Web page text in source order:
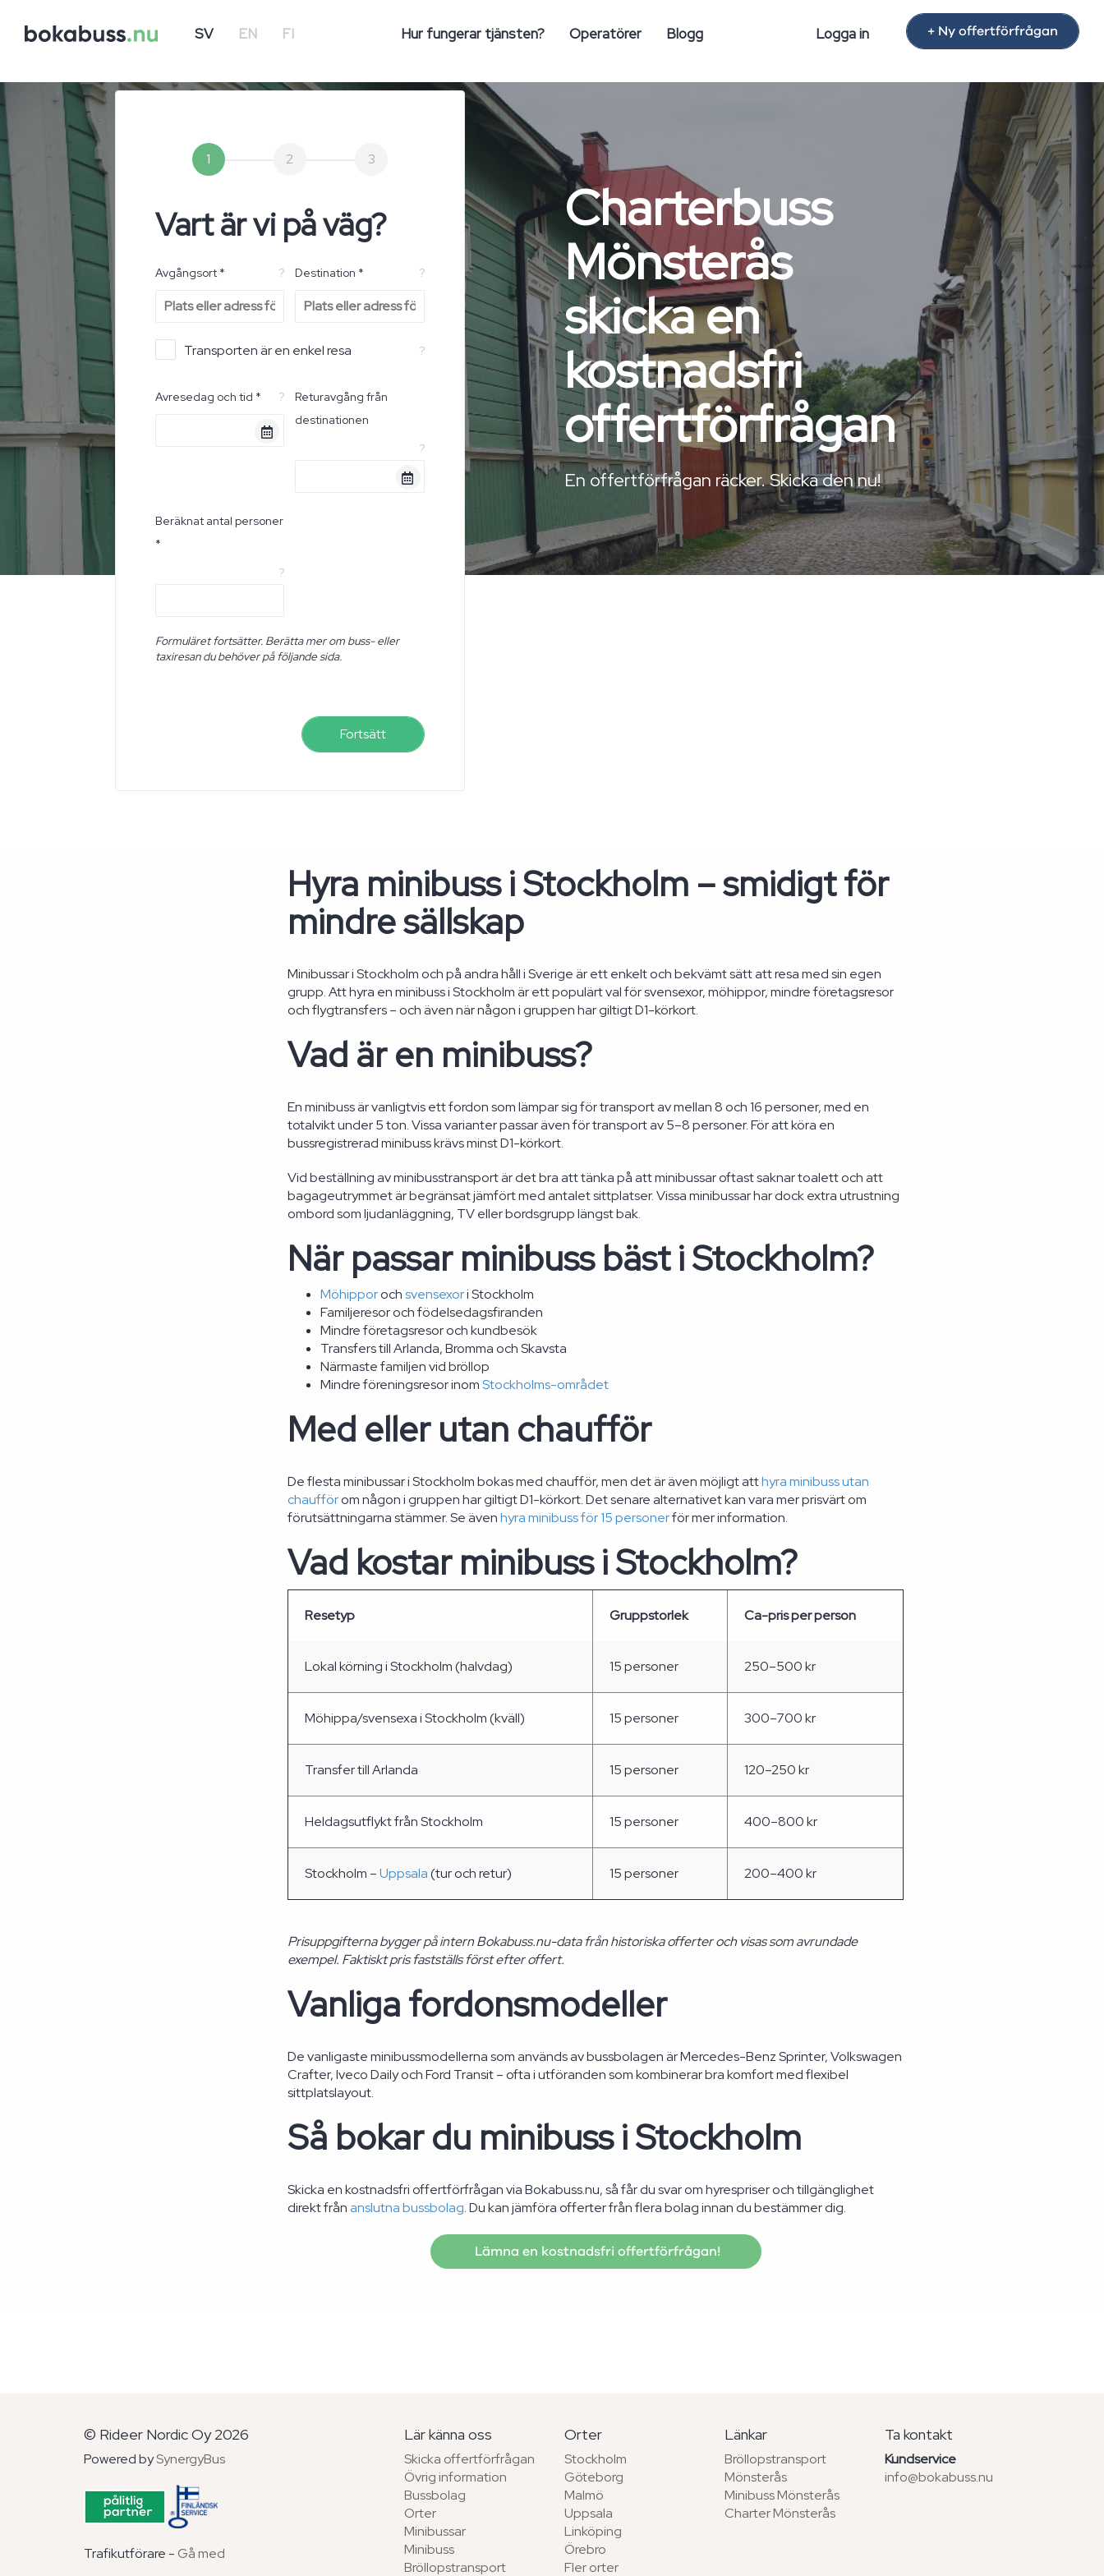
SV EN FI Hur fungerar tjänsten? Operatörer Blogg Logga in + Ny offertförfrågan
1 2 3
Vart är vi på väg?
Avgångsort * ? Destination * ?
Transporten är en enkel resa ?
Avresedag och tid * ?
Returavgång från
destinationen
?
Beräknat antal personer
*
?
Formuläret fortsätter. Berätta mer om buss- eller
taxiresan du behöver på följande sida.
Fortsätt
Charterbuss
Mönsterås
skicka en
kostnadsfri
offertförfrågan
En offertförfrågan räcker. Skicka den nu!
Hyra minibuss i Stockholm – smidigt för
mindre sällskap
Minibussar i Stockholm och på andra håll i Sverige är ett enkelt och bekvämt sätt att resa med sin egen
grupp. Att hyra en minibuss i Stockholm är ett populärt val för svensexor, möhippor, mindre företagsresor
och flygtransfers – och även när någon i gruppen har giltigt D1-körkort.
Vad är en minibuss?
En minibuss är vanligtvis ett fordon som lämpar sig för transport av mellan 8 och 16 personer, med en
totalvikt under 5 ton. Vissa varianter passar även för transport av 5–8 personer. För att köra en
bussregistrerad minibuss krävs minst D1-körkort.
Vid beställning av minibusstransport är det bra att tänka på att minibussar oftast saknar toalett och att
bagageutrymmet är begränsat jämfört med antalet sittplatser. Vissa minibussar har dock extra utrustning
ombord som ljudanläggning, TV eller bordsgrupp längst bak.
När passar minibuss bäst i Stockholm?
Möhipporochsvensexori Stockholm
Familjeresor och födelsedagsfiranden
Mindre företagsresor och kundbesök
Transfers till Arlanda, Bromma och Skavsta
Närmaste familjen vid bröllop
Mindre föreningsresor inomStockholms-området
Med eller utan chaufför
De flesta minibussar i Stockholm bokas med chaufför, men det är även möjligt atthyra minibuss utan
chaufförom någon i gruppen har giltigt D1-körkort. Det senare alternativet kan vara mer prisvärt om
förutsättningarna stämmer. Se ävenhyra minibuss för 15 personerför mer information.
Vad kostar minibuss i Stockholm?
Resetyp Gruppstorlek Ca-pris per person
Lokal körning i Stockholm (halvdag) 15 personer 250–500 kr
Möhippa/svensexa i Stockholm (kväll) 15 personer 300–700 kr
Transfer till Arlanda 15 personer 120–250 kr
Heldagsutflykt från Stockholm 15 personer 400–800 kr
Stockholm –Uppsala(tur och retur) 15 personer 200–400 kr
Prisuppgifterna bygger på intern Bokabuss.nu-data från historiska offerter och visas som avrundade
exempel. Faktiskt pris fastställs först efter offert.
Vanliga fordonsmodeller
De vanligaste minibussmodellerna som används av bussbolagen är Mercedes-Benz Sprinter, Volkswagen
Crafter, Iveco Daily och Ford Transit – ofta i utföranden som kombinerar bra komfort med flexibel
sittplatslayout.
Så bokar du minibuss i Stockholm
Skicka en kostnadsfri offertförfrågan via Bokabuss.nu, så får du svar om hyrespriser och tillgänglighet
direkt från anslutna bussbolag. Du kan jämföra offerter från flera bolag innan du bestämmer dig.
Lämna en kostnadsfri offertförfrågan!
© Rideer Nordic Oy 2026
Powered bySynergyBus
Trafikutförare - Gå med
Lär känna oss
Skicka offertförfrågan
Övrig information
Bussbolag
Orter
Minibussar
Minibuss
Bröllopstransport
Orter
Stockholm
Göteborg
Malmö
Uppsala
Linköping
Örebro
Fler orter
Länkar
Bröllopstransport
Mönsterås
Minibuss Mönsterås
Charter Mönsterås
Ta kontakt
Kundservice
info@bokabuss.nu